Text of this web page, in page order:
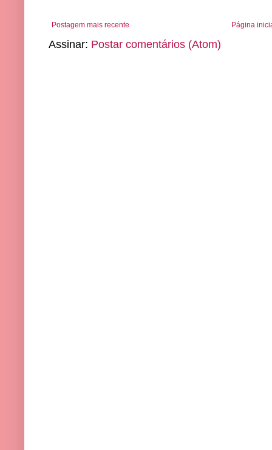
Postagem mais recente Página
Assinar: Postar comentários (Atom)